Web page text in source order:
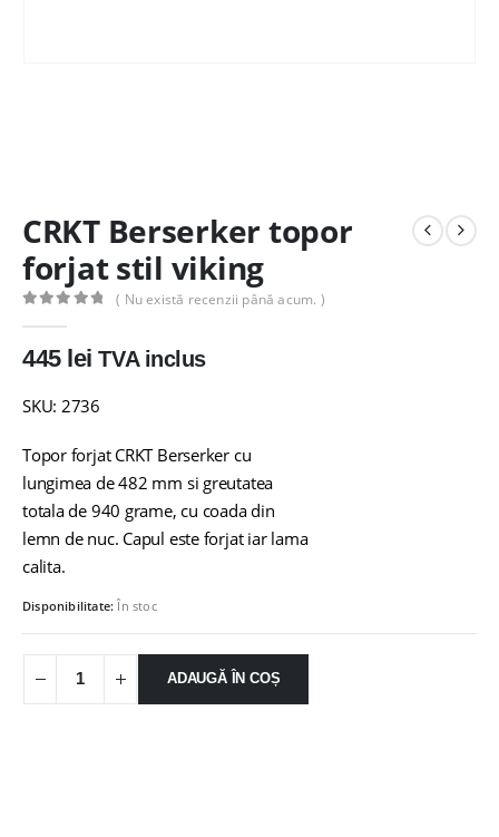
CRKT Berserker topor
forjat stil viking
( Nu există recenzii până acum. )
445 lei TVA inclus
SKU: 2736
Topor forjat CRKT Berserker cu
lungimea de 482 mm si greutatea
totala de 940 grame, cu coada din
lemn de nuc. Capul este forjat iar lama
calita.
Disponibilitate:În stoc
ADAUGĂ ÎN COȘ